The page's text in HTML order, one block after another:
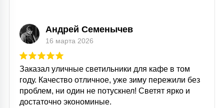
СТЕКЛЯННЫЕ
Андрей Семенычев
16 марта 2026
Заказал уличные светильники для кафе в том
году. Качество отличное, уже зиму пережили без
проблем, ни один не потускнел! Светят ярко и
достаточно экономиные.